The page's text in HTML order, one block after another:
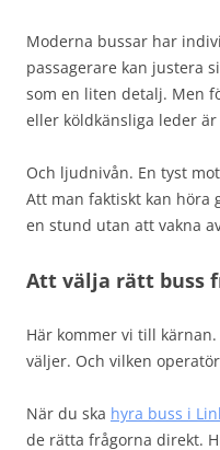
Moderna bussar har
passagerare kan justera
som en liten detalj. Men
eller köldkänsliga leder
Och ljudnivån. En tyst
Att man faktiskt kan höra
en stund utan att vakna
Att välja rätt buss
Här kommer vi till
väljer. Och vilken
När du ska hyra buss i
de rätta frågorna direkt.